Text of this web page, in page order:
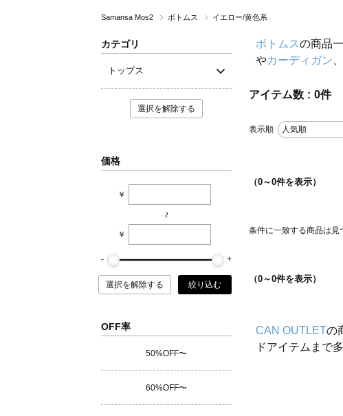
Samansa Mos2 ボトムス イエロー/黄色系
カテゴリ
トップス
選択を解除する
価格
￥
~
￥
選択を解除する 絞り込む
OFF率
50%OFF〜
60%OFF〜
ボトムスの商品
やカーディガン
アイテム数 0件
表示順 人気順
（0～0件を表示）
条件に一致する商品は見
（0～0件を表示）
CAN OUTLETの
ドアイテムまで